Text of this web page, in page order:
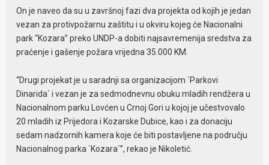
On je naveo da su u završnoj fazi dva projekta od kojih je jedan
vezan za protivpožarnu zaštitu i u okviru kojeg će Nacionalni
park “Kozara” preko UNDP-a dobiti najsavremenija sredstva za
praćenje i gašenje požara vrijedna 35.000 KM.
“Drugi projekat je u saradnji sa organizacijom `Parkovi
Dinarida` i vezan je za sedmodnevnu obuku mladih rendžera u
Nacionalnom parku Lovćen u Crnoj Gori u kojoj je učestvovalo
20 mladih iz Prijedora i Kozarske Dubice, kao i za donaciju
sedam nadzornih kamera koje će biti postavljene na području
Nacionalnog parka `Kozara`”, rekao je Nikoletić.